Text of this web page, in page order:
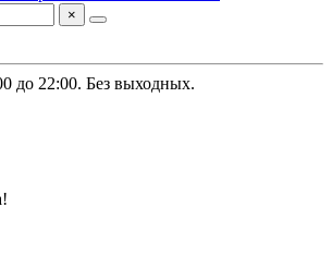
×
до 22:00. Без выходных.